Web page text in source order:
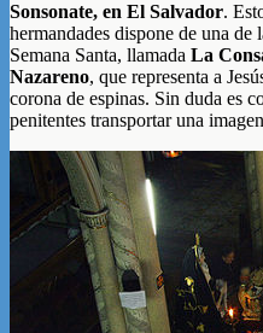
Sonsonate, en El Salvador.
hermandades dispone de una de
Semana Santa, llamada La
Nazareno, que representa a
corona de espinas. Sin duda es
penitentes transportar una